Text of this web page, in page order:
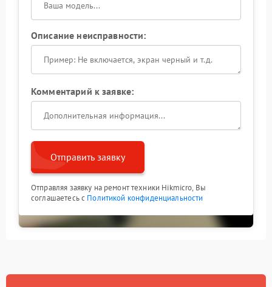
Описание неисправности:
Комментарий к заявке:
Отправить заявку
Отправляя заявку на ремонт техники Hikmicro, Вы
соглашаетесь с Политикой конфиденциальности